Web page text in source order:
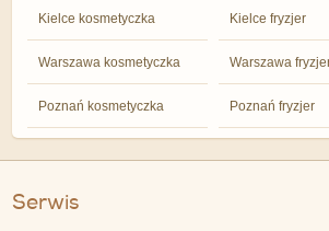
Kielce kosmetyczka Kielce fryzjer
Warszawa kosmetyczka Warszawa
Poznań kosmetyczka Poznań fryzjer
Serwis